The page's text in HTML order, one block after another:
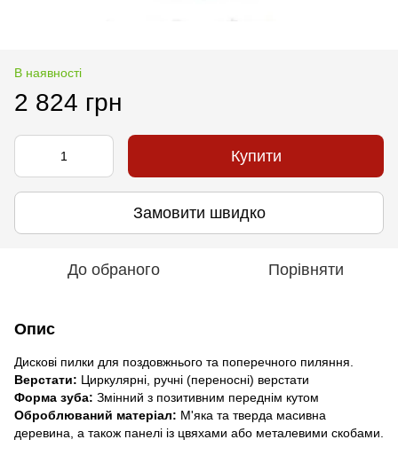
В наявності
2 824 грн
Купити
Замовити швидко
До обраного Порівняти
Опис
Дискові пилки для поздовжнього та поперечного пиляння.
Верстати: Циркулярні, ручні (переносні) верстати
Форма зуба: Змінний з позитивним переднім кутом
Оброблюваний матеріал: М'яка та тверда масивна
деревина, а також панелі із цвяхами або металевими скобами.